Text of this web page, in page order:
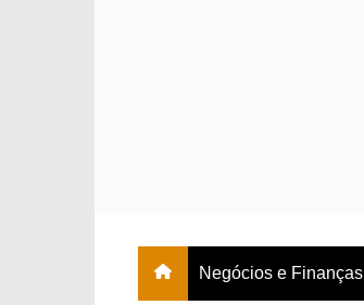
Negócios e Finanças